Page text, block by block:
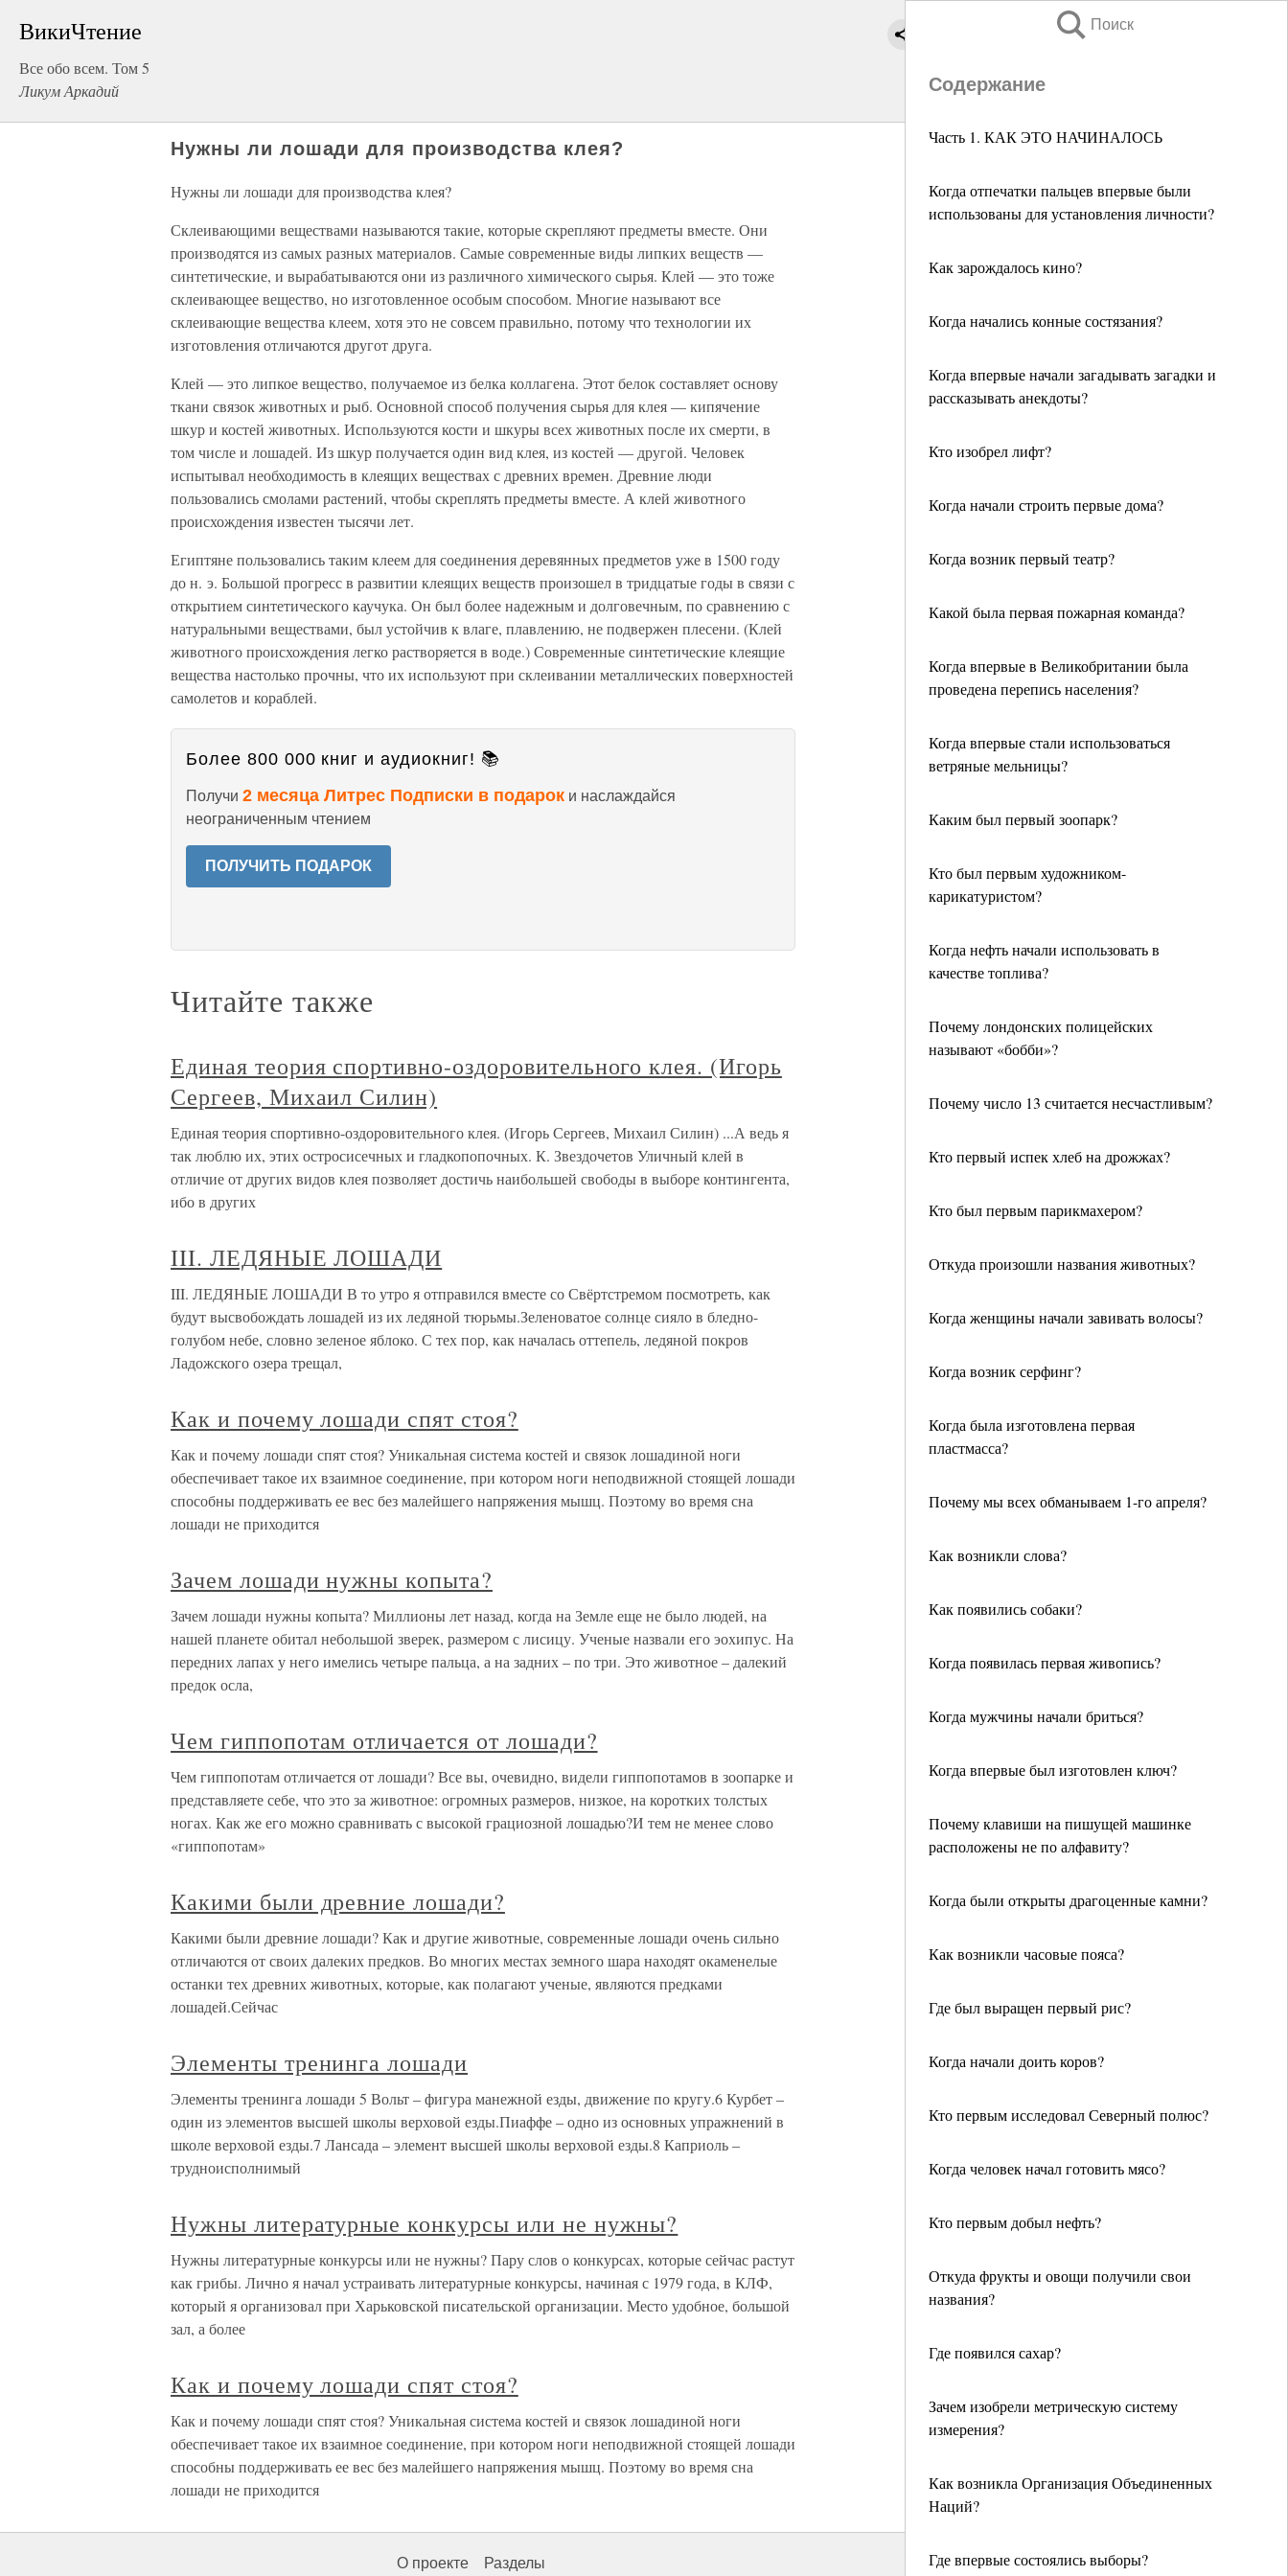
ВикиЧтение
Все обо всем. Том 5
Ликум Аркадий
Поиск
Содержание
Часть 1. КАК ЭТО НАЧИНАЛОСЬ
Когда отпечатки пальцев впервые были
использованы для установления личности?
Как зарождалось кино?
Когда начались конные состязания?
Когда впервые начали загадывать загадки и
рассказывать анекдоты?
Кто изобрел лифт?
Когда начали строить первые дома?
Когда возник первый театр?
Какой была первая пожарная команда?
Когда впервые в Великобритании была
проведена перепись населения?
Когда впервые стали использоваться
ветряные мельницы?
Каким был первый зоопарк?
Кто был первым художником-
карикатуристом?
Когда нефть начали использовать в
качестве топлива?
Почему лондонских полицейских
называют «бобби»?
Почему число 13 считается несчастливым?
Кто первый испек хлеб на дрожжах?
Кто был первым парикмахером?
Откуда произошли названия животных?
Когда женщины начали завивать волосы?
Когда возник серфинг?
Когда была изготовлена первая
пластмасса?
Почему мы всех обманываем 1-го апреля?
Как возникли слова?
Как появились собаки?
Когда появилась первая живопись?
Когда мужчины начали бриться?
Когда впервые был изготовлен ключ?
Почему клавиши на пишущей машинке
расположены не по алфавиту?
Когда были открыты драгоценные камни?
Как возникли часовые пояса?
Где был выращен первый рис?
Когда начали доить коров?
Кто первым исследовал Северный полюс?
Когда человек начал готовить мясо?
Кто первым добыл нефть?
Откуда фрукты и овощи получили свои
названия?
Где появился сахар?
Зачем изобрели метрическую систему
измерения?
Как возникла Организация Объединенных
Наций?
Где впервые состоялись выборы?
Нужны ли лошади для производства клея?
Нужны ли лошади для производства клея?
Склеивающими веществами называются такие, которые скрепляют предметы вместе. Они
производятся из самых разных материалов. Самые современные виды липких веществ —
синтетические, и вырабатываются они из различного химического сырья. Клей — это тоже
склеивающее вещество, но изготовленное особым способом. Многие называют все
склеивающие вещества клеем, хотя это не совсем правильно, потому что технологии их
изготовления отличаются другот друга.
Клей — это липкое вещество, получаемое из белка коллагена. Этот белок составляет основу
ткани связок животных и рыб. Основной способ получения сырья для клея — кипячение
шкур и костей животных. Используются кости и шкуры всех животных после их смерти, в
том числе и лошадей. Из шкур получается один вид клея, из костей — другой. Человек
испытывал необходимость в клеящих веществах с древних времен. Древние люди
пользовались смолами растений, чтобы скреплять предметы вместе. А клей животного
происхождения известен тысячи лет.
Египтяне пользовались таким клеем для соединения деревянных предметов уже в 1500 году
до н. э. Большой прогресс в развитии клеящих веществ произошел в тридцатые годы в связи с
открытием синтетического каучука. Он был более надежным и долговечным, по сравнению с
натуральными веществами, был устойчив к влаге, плавлению, не подвержен плесени. (Клей
животного происхождения легко растворяется в воде.) Современные синтетические клеящие
вещества настолько прочны, что их используют при склеивании металлических поверхностей
самолетов и кораблей.
Более 800 000 книг и аудиокниг! 📚
Получи 2 месяца Литрес Подписки в подарок и наслаждайся
неограниченным чтением
ПОЛУЧИТЬ ПОДАРОК
Читайте также
Единая теория спортивно-оздоровительного клея. (Игорь
Сергеев, Михаил Силин)
Единая теория спортивно-оздоровительного клея. (Игорь Сергеев, Михаил Силин) ...А ведь я
так люблю их, этих остросисечных и гладкопопочных. К. Звездочетов Уличный клей в
отличие от других видов клея позволяет достичь наибольшей свободы в выборе контингента,
ибо в других
III. ЛЕДЯНЫЕ ЛОШАДИ
III. ЛЕДЯНЫЕ ЛОШАДИ В то утро я отправился вместе со Свёртстремом посмотреть, как
будут высвобождать лошадей из их ледяной тюрьмы.Зеленоватое солнце сияло в бледно-
голубом небе, словно зеленое яблоко. С тех пор, как началась оттепель, ледяной покров
Ладожского озера трещал,
Как и почему лошади спят стоя?
Как и почему лошади спят стоя? Уникальная система костей и связок лошадиной ноги
обеспечивает такое их взаимное соединение, при котором ноги неподвижной стоящей лошади
способны поддерживать ее вес без малейшего напряжения мышц. Поэтому во время сна
лошади не приходится
Зачем лошади нужны копыта?
Зачем лошади нужны копыта? Миллионы лет назад, когда на Земле еще не было людей, на
нашей планете обитал небольшой зверек, размером с лисицу. Ученые назвали его эохипус. На
передних лапах у него имелись четыре пальца, а на задних – по три. Это животное – далекий
предок осла,
Чем гиппопотам отличается от лошади?
Чем гиппопотам отличается от лошади? Все вы, очевидно, видели гиппопотамов в зоопарке и
представляете себе, что это за животное: огромных размеров, низкое, на коротких толстых
ногах. Как же его можно сравнивать с высокой грациозной лошадью?И тем не менее слово
«гиппопотам»
Какими были древние лошади?
Какими были древние лошади? Как и другие животные, современные лошади очень сильно
отличаются от своих далеких предков. Во многих местах земного шара находят окаменелые
останки тех древних животных, которые, как полагают ученые, являются предками
лошадей.Сейчас
Элементы тренинга лошади
Элементы тренинга лошади 5 Вольт – фигура манежной езды, движение по кругу.6 Курбет –
один из элементов высшей школы верховой езды.Пиаффе – одно из основных упражнений в
школе верховой езды.7 Лансада – элемент высшей школы верховой езды.8 Каприоль –
трудноисполнимый
Нужны литературные конкурсы или не нужны?
Нужны литературные конкурсы или не нужны? Пару слов о конкурсах, которые сейчас растут
как грибы. Лично я начал устраивать литературные конкурсы, начиная с 1979 года, в КЛФ,
который я организовал при Харьковской писательской организации. Место удобное, большой
зал, а более
Как и почему лошади спят стоя?
Как и почему лошади спят стоя? Уникальная система костей и связок лошадиной ноги
обеспечивает такое их взаимное соединение, при котором ноги неподвижной стоящей лошади
способны поддерживать ее вес без малейшего напряжения мышц. Поэтому во время сна
лошади не приходится
О проекте Разделы